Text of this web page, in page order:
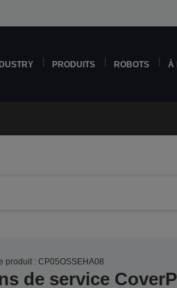
PRODUITS ROBOTS À
produit : CP05OSSEHA08
de service